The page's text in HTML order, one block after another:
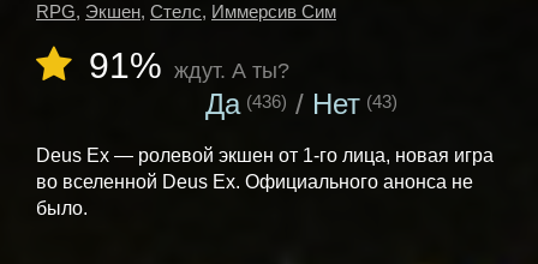
RPG, Экшен, Стелс, Иммерсив Сим
91% ждут. А ты?
Да (436) Нет (43)
Deus Ex — ролевой экшен от 1-го лица, новая игра
во вселенной Deus Ex. Официального анонса не
было.